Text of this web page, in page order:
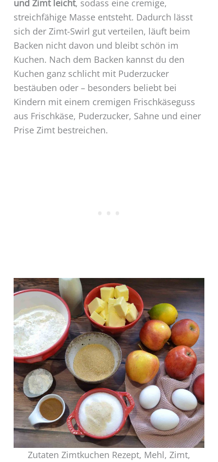
und Zimt leicht, sodass eine cremige,
streichfähige Masse entsteht. Dadurch lässt
sich der Zimt-Swirl gut verteilen, läuft beim
Backen nicht davon und bleibt schön im
Kuchen. Nach dem Backen kannst du den
Kuchen ganz schlicht mit Puderzucker
bestäuben oder – besonders beliebt bei
Kindern mit einem cremigen Frischkäseguss
aus Frischkäse, Puderzucker, Sahne und einer
Prise Zimt bestreichen.
Zutaten Zimtkuchen Rezept, Mehl, Zimt,